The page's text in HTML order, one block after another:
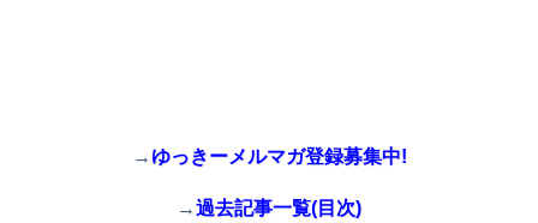
→ ゆっきーメルマガ登録募集中!
→過去記事一覧(目次)